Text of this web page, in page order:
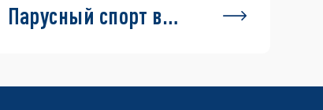
Парусный спорт в